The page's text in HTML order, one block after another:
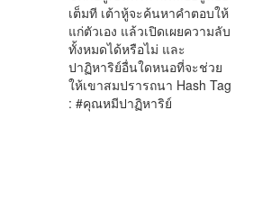
เต็มที เต้าหู้จะค้นหาคำตอบให้
แก่ตัวเอง แล้วเปิดเผยความลับ
ทั้งหมดได้หรือไม่ และ
ปาฏิหาริย์อื่นใดหนอที่จะช่วย
ให้เขาสมปรารถนา Hash Tag
: #คุณหมีปาฏิหาริย์